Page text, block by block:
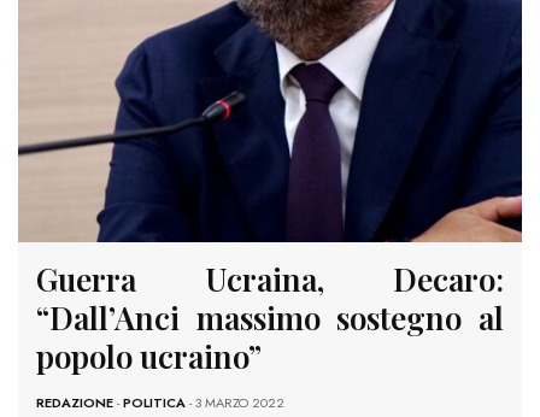
Guerra Ucraina, Decaro:
“Dall’Anci massimo sostegno al
popolo ucraino”
REDAZIONE-POLITICA- 3 MARZO 2022